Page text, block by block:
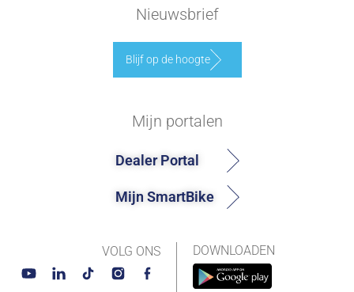
Nieuwsbrief
Blijf op de hoogte
DOWNLOADEN
Mijn portalen
Dealer Portal
Mijn SmartBike
VOLG ONS